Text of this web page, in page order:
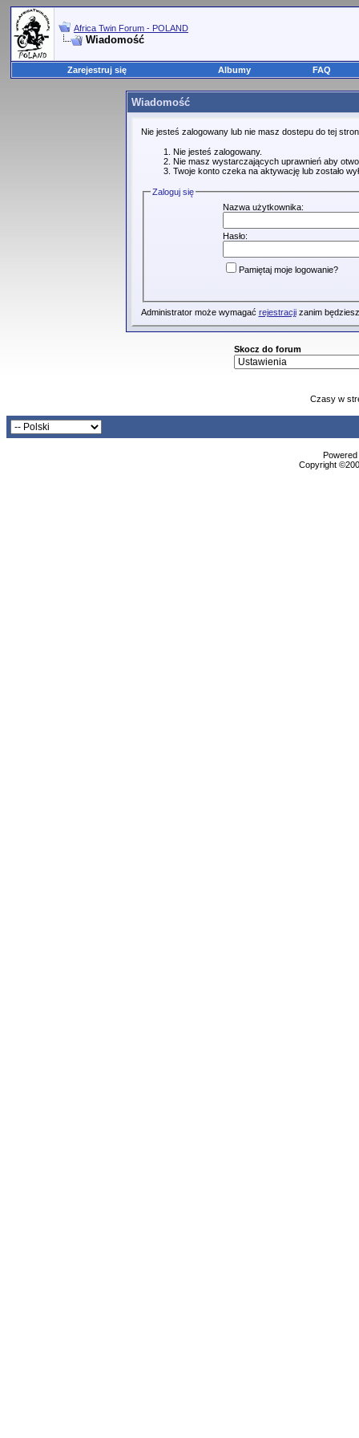
Africa Twin Forum - POLAND
Wiadomość
Zarejestruj się Albumy FAQ
Wiadomość
Nie jesteś zalogowany lub nie masz dostepu do tej
Nie jesteś zalogowany.
Nie masz wystarczających uprawnień aby
Twoje konto czeka na aktywację lub zostało
Zaloguj się
Nazwa użytkownika:
Hasło:
Pamiętaj moje logowanie?
Administrator może wymagać rejestracjizanim
Skocz do forum
Czasy w
Copyright